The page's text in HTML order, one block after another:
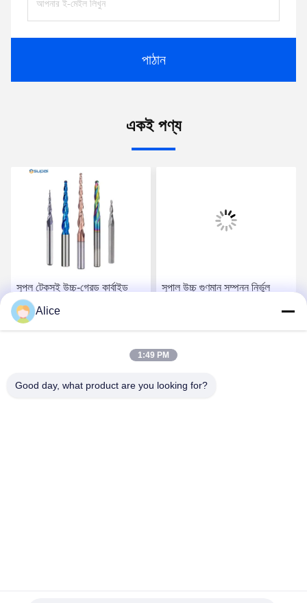
পাঠান
একই পণ্য
সুপল টেকসই উচ্চ-গ্রেড কার্বাইড
রাউটার বিট সঠিক কাঠের কাজের
অ্যাপ্লিকেশনগুলির জন্য
সুপাল উচ্চ গুণমান সম্পন্ন নির্ভুল
Alice
1:49 PM
Good day, what product are you looking for?